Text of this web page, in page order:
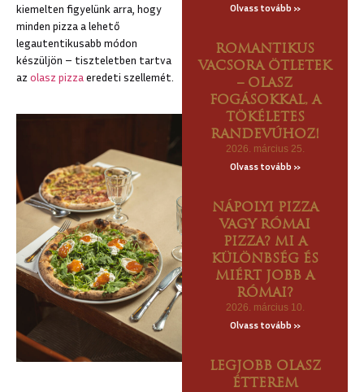
kiemelten figyelünk arra, hogy
minden pizza a lehető
legautentikusabb módon
készüljön – tiszteletben tartva
az olasz pizzaeredeti szellemét.
Olvass tovább »
ROMANTIKUS
VACSORA ÖTLETEK
– OLASZ
FOGÁSOKKAL, A
TÖKÉLETES
RANDEVÚHOZ!
2026. március 25.
Olvass tovább »
NÁPOLYI PIZZA
VAGY RÓMAI
PIZZA? MI A
KÜLÖNBSÉG ÉS
MIÉRT JOBB A
RÓMAI?
2026. március 10.
Olvass tovább »
LEGJOBB OLASZ
ÉTTEREM